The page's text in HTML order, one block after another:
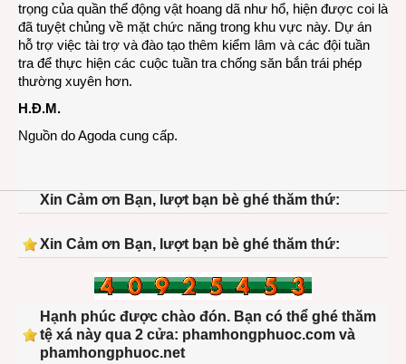
trọng của quần thể động vật hoang dã như hổ, hiện được coi là
đã tuyệt chủng về mặt chức năng trong khu vực này. Dự án
hỗ trợ việc tài trợ và đào tạo thêm kiểm lâm và các đội tuần
tra để thực hiện các cuộc tuần tra chống săn bắn trái phép
thường xuyên hơn.
H.Đ.M.
Nguồn do Agoda cung cấp.
Xin Cảm ơn Bạn, lượt bạn bè ghé thăm thứ:
Xin Cảm ơn Bạn, lượt bạn bè ghé thăm thứ:
Hạnh phúc được chào đón. Bạn có thể ghé thăm
tệ xá này qua 2 cửa: phamhongphuoc.com và
phamhongphuoc.net